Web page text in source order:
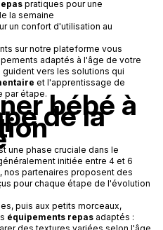
pratiques pour une
la semaine
un confort d'utilisation au
sur notre plateforme vous
adaptés à l'âge de votre
vers les solutions qui
et l'apprentissage de
par étape.bébé à
de la
une phase cruciale dans le
initiée entre 4 et 6
nos partenaires proposent des
pour chaque étape de l'évolution
puis aux petits morceaux,
équipements repas adaptés :